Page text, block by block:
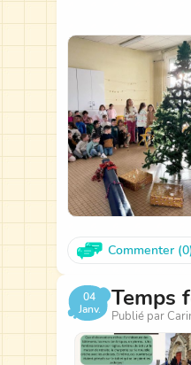
Cadeaux offerts
Commenter
04
Janv.
Temps
Publié par